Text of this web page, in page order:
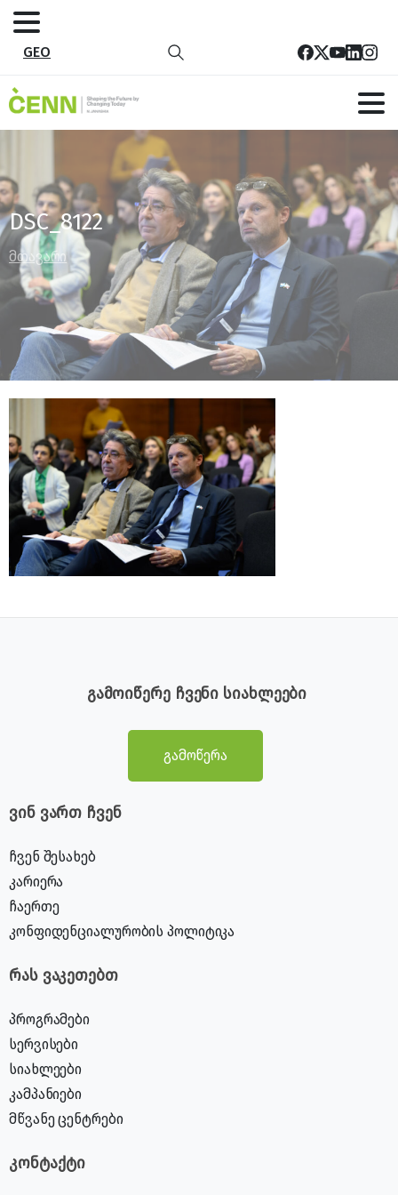
GEO
DSC_8122
მთავარი
გამოიწერე ჩვენი სიახლეები
გამოწერა
ვინ ვართ ჩვენ
ჩვენ შესახებ
კარიერა
ჩაერთე
კონფიდენციალურობის პოლიტიკა
რას ვაკეთებთ
პროგრამები
სერვისები
სიახლეები
კამპანიები
მწვანე ცენტრები
კონტაქტი